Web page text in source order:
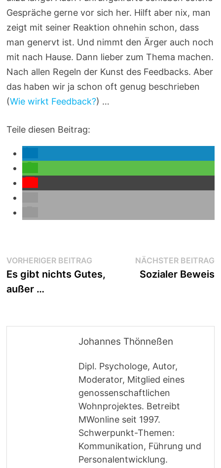
Gespräche gerne vor sich her. Hilft aber nix, man
zeigt mit seiner Reaktion ohnehin schon, dass
man genervt ist. Und nimmt den Ärger auch noch
mit nach Hause. Dann lieber zum Thema machen.
Nach allen Regeln der Kunst des Feedbacks. Aber
das haben wir ja schon oft genug beschrieben
(Wie wirkt Feedback?) …
Teile diesen Beitrag:
Beitragsnavigation
VORHERIGER BEITRAG Vorheriger
Beitrag:
Es gibt nichts Gutes,
außer …
NÄCHSTER BEITRAG
Sozialer Beweis
Johannes Thönneßen
Dipl. Psychologe, Autor,
Moderator, Mitglied eines
genossenschaftlichen
Wohnprojektes. Betreibt
MWonline seit 1997.
Schwerpunkt-Themen:
Kommunikation, Führung und
Personalentwicklung.